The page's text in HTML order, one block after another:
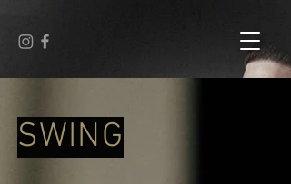
SWING